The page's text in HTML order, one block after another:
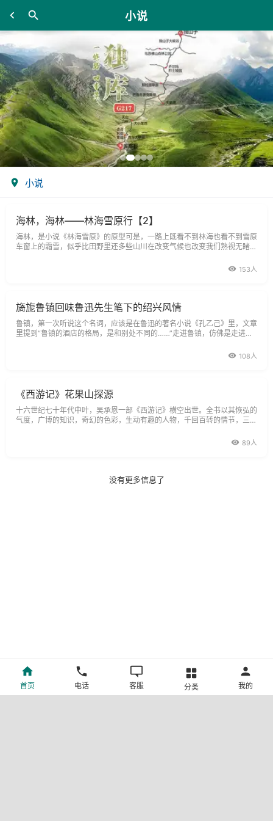
小说
小说
海林，海林——林海雪原行【2】
海林，是小说《林海雪原》的原型可是，一路上既看不到林海也看不到雪原
车窗上的霜雪，似乎比田野里还多些山川在改变气候也改变我们熟视无睹，
153人
旖旎鲁镇回味鲁迅先生笔下的绍兴风情
鲁镇，第一次听说这个名词，应该是在鲁迅的著名小说《孔乙己》里，文章
里提到“鲁镇的酒店的格局，是和别处不同的……”走进鲁镇，仿佛是走进了
去实地感受历史、体验历史的感觉。一进门就见粉墙黛瓦、小桥流水，沿河
108人
《西游记》花果山探源
十六世纪七十年代中叶，吴承恩一部《西游记》横空出世。全书以其恢弘的
气度，广博的知识，奇幻的色彩，生动有趣的人物，千回百转的情节，三教
传，把这部小说已彻底融入了中国人的心中，这个故事也具有了比历史上玄
89人
没有更多信息了
首页 电话 客服 分类 我的